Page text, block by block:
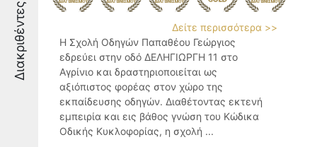
Διακριθέντες
Δείτε περισσότερα >>
Η Σχολή Οδηγών Παπαθέου Γεώργιος
εδρεύει στην οδό ΔΕΛΗΓΙΩΡΓΗ 11 στο
Αγρίνιο και δραστηριοποιείται ως
αξιόπιστος φορέας στον χώρο της
εκπαίδευσης οδηγών. Διαθέτοντας εκτενή
εμπειρία και εις βάθος γνώση του Κώδικα
Οδικής Κυκλοφορίας, η σχολή ...